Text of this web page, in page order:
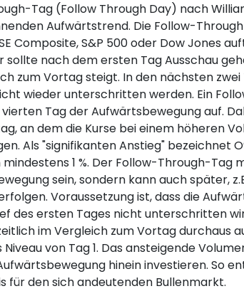
Tag (Follow Through Day) nach
Aufwärtstrend. Die Follow-
Composite, S&P 500 oder Dow Jones
nach dem ersten Tag Ausschau
zum Vortag steigt. In den nächsten
wieder unterschritten werden. Ein
Tag der Aufwärtsbewegung auf.
an dem die Kurse bei einem höheren
Als "signifikanten Anstieg" bezeichnet
mindestens 1 %. Der Follow-Through-Tag
sein, sondern kann auch später,
Voraussetzung ist, dass die
des ersten Tages nicht unterschritten
im Vergleich zum Vortag durchaus
von Tag 1. Das ansteigende
hinein investieren. So
für den sich andeutenden Bullenmarkt.